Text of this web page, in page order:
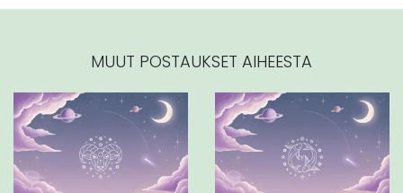
MUUT POSTAUKSET AIHEESTA